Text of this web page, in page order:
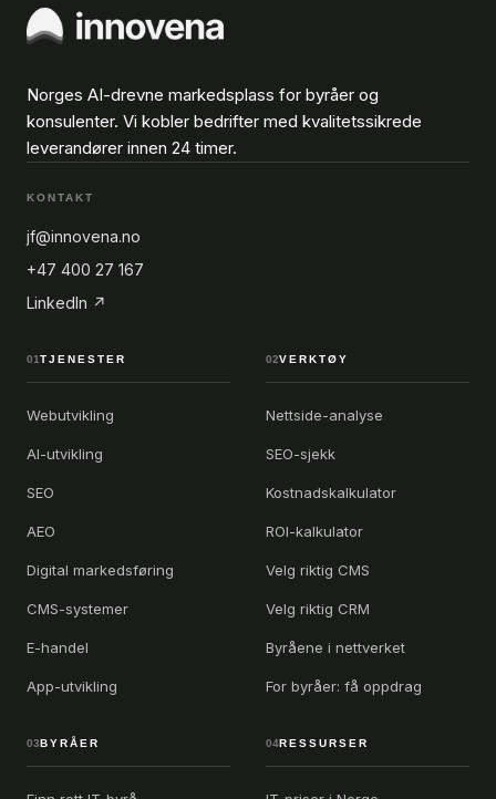
Norges AI-drevne markedsplass for byråer og
konsulenter. Vi kobler bedrifter med kvalitetssikrede
leverandører innen 24 timer.
KONTAKT
jf@innovena.no
+47 400 27 167
LinkedIn ↗
01TJENESTER
Webutvikling
AI-utvikling
SEO
AEO
Digital markedsføring
CMS-systemer
E-handel
App-utvikling
02VERKTØY
Nettside-analyse
SEO-sjekk
Kostnadskalkulator
ROI-kalkulator
Velg riktig CMS
Velg riktig CRM
Byråene i nettverket
For byråer: få oppdrag
03 BYRÅER 04RESSURSER